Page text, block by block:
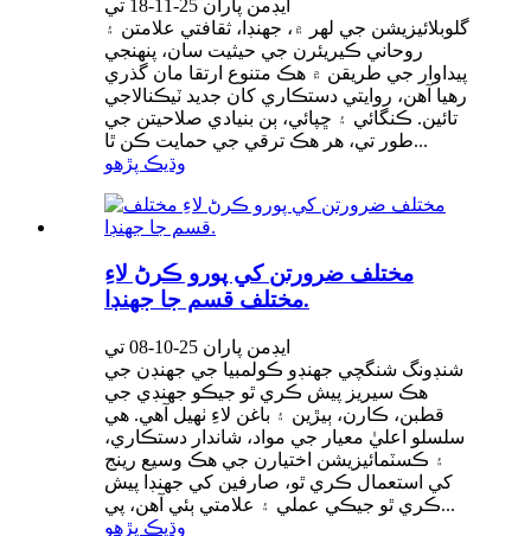
ايڊمن پاران 25-11-18 تي
گلوبلائيزيشن جي لهر ۾، جهنڊا، ثقافتي علامتن ۽
روحاني ڪيريئرن جي حيثيت سان، پنهنجي
پيداوار جي طريقن ۾ هڪ متنوع ارتقا مان گذري
رهيا آهن، روايتي دستڪاري کان جديد ٽيڪنالاجي
تائين. ڪنگائي ۽ ڇپائي، ٻن بنيادي صلاحيتن جي
طور تي، هر هڪ ترقي جي حمايت ڪن ٿا...
وڌيڪ پڙهو
مختلف ضرورتن کي پورو ڪرڻ لاءِ
مختلف قسم جا جهنڊا.
ايڊمن پاران 25-10-08 تي
شنڊونگ شنگچي جھنڊو ڪولمبيا جي جھنڊن جي
هڪ سيريز پيش ڪري ٿو جيڪو جھنڊي جي
قطبن، ڪارن، ٻيڙين ۽ باغن لاءِ ٺهيل آهي. هي
سلسلو اعليٰ معيار جي مواد، شاندار دستڪاري،
۽ ڪسٽمائيزيشن اختيارن جي هڪ وسيع رينج
کي استعمال ڪري ٿو، صارفين کي جھنڊا پيش
ڪري ٿو جيڪي عملي ۽ علامتي ٻئي آهن، پي...
وڌيڪ پڙهو